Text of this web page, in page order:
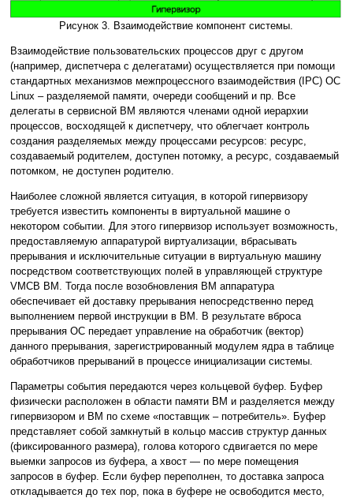
Рисунок 3. Взаимодействие компонент системы.
Взаимодействие пользовательских процессов друг с другом
(например, диспетчера с делегатами) осуществляется при помощи
стандартных механизмов межпроцессного взаимодействия (IPC) ОС
Linux – разделяемой памяти, очереди сообщений и пр. Все
делегаты в сервисной ВМ являются членами одной иерархии
процессов, восходящей к диспетчеру, что облегчает контроль
создания разделяемых между процессами ресурсов: ресурс,
создаваемый родителем, доступен потомку, а ресурс, создаваемый
потомком, не доступен родителю.
Наиболее сложной является ситуация, в которой гипервизору
требуется известить компоненты в виртуальной машине о
некотором событии. Для этого гипервизор использует возможность,
предоставляемую аппаратурой виртуализации, вбрасывать
прерывания и исключительные ситуации в виртуальную машину
посредством соответствующих полей в управляющей структуре
VMCB ВМ. Тогда после возобновления ВМ аппаратура
обеспечивает ей доставку прерывания непосредственно перед
выполнением первой инструкции в ВМ. В результате вброса
прерывания ОС передает управление на обработчик (вектор)
данного прерывания, зарегистрированный модулем ядра в таблице
обработчиков прерываний в процессе инициализации системы.
Параметры события передаются через кольцевой буфер. Буфер
физически расположен в области памяти ВМ и разделяется между
гипервизором и ВМ по схеме «поставщик – потребитель». Буфер
представляет собой замкнутый в кольцо массив структур данных
(фиксированного размера), голова которого сдвигается по мере
выемки запросов из буфера, а хвост — по мере помещения
запросов в буфер. Если буфер переполнен, то доставка запроса
откладывается до тех пор, пока в буфере не освободится место,